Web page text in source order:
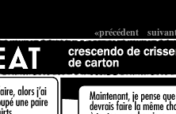
«précédent